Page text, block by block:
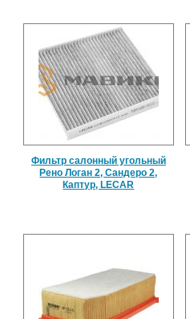
Фильтр салонный угольный
Рено Логан 2, Сандеро 2,
Каптур, LECAR